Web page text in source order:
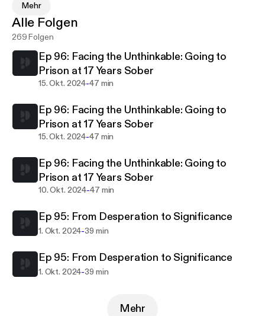
the miracle of 12 Step Recovery. Hosted by Matt
Shedd of MARR Addiction Treatment Centers,
guests share their firsthand experience about what
treatment at MARR and long-term recovery looks
like on a day-to-day basis. We also hear from
counselors who work in the addiction treatment
helping people find long-term recovery.
Mehr
Alle Folgen
269 Folgen
Ep 96: Facing the Unthinkable: Going to
Prison at 17 Years Sober
15. Okt. 2024-47 min
Ep 96: Facing the Unthinkable: Going to
Prison at 17 Years Sober
15. Okt. 2024-47 min
Ep 96: Facing the Unthinkable: Going to
Prison at 17 Years Sober
10. Okt. 2024-47 min
Ep 95: From Desperation to Significance
1. Okt. 2024-39 min
Ep 95: From Desperation to Significance
1. Okt. 2024-39 min
Mehr